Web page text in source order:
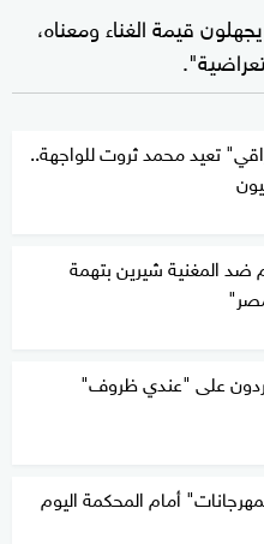
قيمة الغناء ومعناه،
تعيد محمد ثروت للواجهة..
ضد المغنية شيرين بتهمة
على "عندي ظروف"
أمام المحكمة اليوم